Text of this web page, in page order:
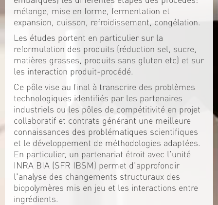
mélange, mise en forme, fermentation et
expansion, cuisson, refroidissement, congélation.
Les études portent en particulier sur la
reformulation des produits (réduction sel, sucre,
matières grasses, produits sans gluten etc) et sur
les interaction produit-procédé.
Ce pôle vise au final à transcrire des problèmes
technologiques identifiés par les partenaires
industriels ou les pôles de compétitivité en projet
collaboratif et contrats générant une meilleure
connaissances des problématiques scientifiques
et le développement de méthodologies adaptées.
En particulier, un partenariat étroit avec l'unité
INRA BIA (SFR IBSM) permet d'approfondir
l'analyse des changements structuraux des
biopolymères mis en jeu et les interactions entre
ingrédients.